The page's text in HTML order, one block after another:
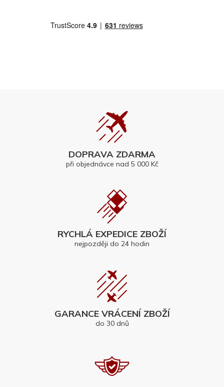
DOPRAVA ZDARMA
při objednávce nad 5 000 Kč
RYCHLÁ EXPEDICE ZBOŽÍ
nejpozději do 24 hodin
GARANCE VRÁCENÍ ZBOŽÍ
do 30 dnů